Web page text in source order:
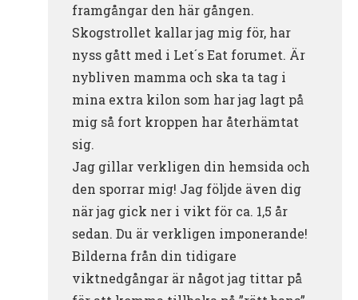
framgångar den här gången.
Skogstrollet kallar jag mig för, har
nyss gått med i Let´s Eat forumet. Är
nybliven mamma och ska ta tag i
mina extra kilon som har jag lagt på
mig så fort kroppen har återhämtat
sig.
Jag gillar verkligen din hemsida och
den sporrar mig! Jag följde även dig
när jag gick ner i vikt för ca. 1,5 år
sedan. Du är verkligen imponerande!
Bilderna från din tidigare
viktnedgångar är något jag tittar på